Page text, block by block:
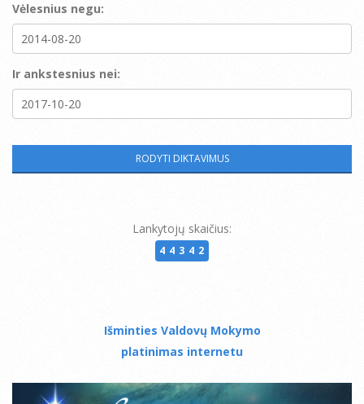
Vėlesnius negu:
Ir ankstesnius nei:
Lankytojų skaičius:
44342
Išminties Valdovų Mokymo
platinimas internetu